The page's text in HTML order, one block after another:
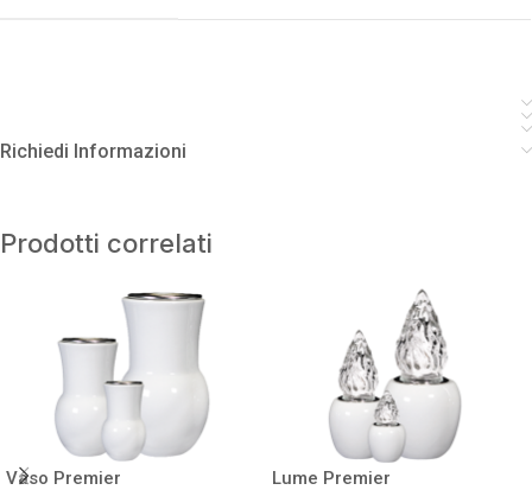
Richiedi Informazioni
Prodotti correlati
Vaso Premier Lume Premier